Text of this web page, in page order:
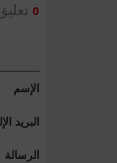
0
الإسم
البريد
الرسالة